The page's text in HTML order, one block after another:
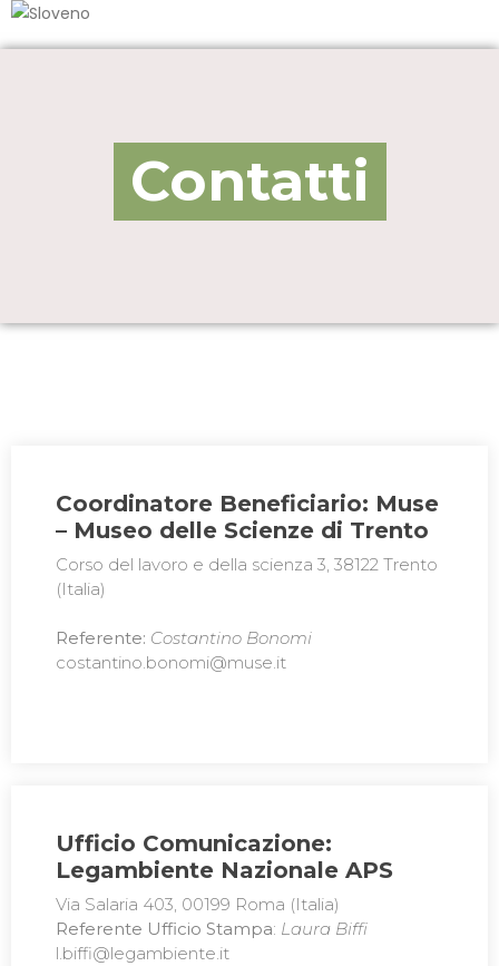
Contatti
Coordinatore Beneficiario: Muse
– Museo delle Scienze di Trento
Corso del lavoro e della scienza 3, 38122 Trento
(Italia)
Referente: Costantino Bonomi
costantino.bonomi@muse.it
Ufficio Comunicazione:
Legambiente Nazionale APS
Via Salaria 403, 00199 Roma (Italia)
Referente Ufficio Stampa: Laura Biffi
l.biffi@legambiente.it